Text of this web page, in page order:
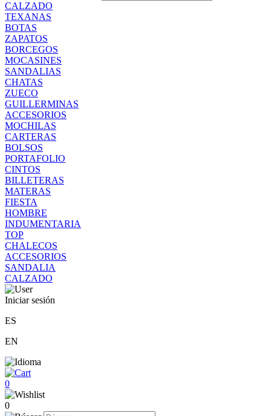
CALZADO
TEXANAS
BOTAS
ZAPATOS
BORCEGOS
MOCASINES
SANDALIAS
CHATAS
ZUECO
GUILLERMINAS
ACCESORIOS
MOCHILAS
CARTERAS
BOLSOS
PORTAFOLIO
CINTOS
BILLETERAS
MATERAS
FIESTA
HOMBRE
INDUMENTARIA
TOP
CHALECOS
ACCESORIOS
SANDALIA
CALZADO
Iniciar sesión
ES
EN
0
0